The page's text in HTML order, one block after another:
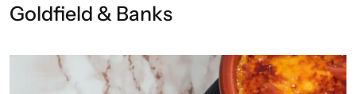
Goldfield & Banks